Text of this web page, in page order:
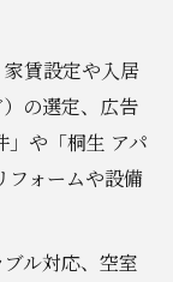
賃設定や入居
の選定、広告
や「桐生 アパ
フォームや設備
ル対応、空室